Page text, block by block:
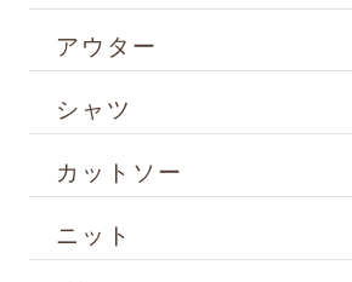
アウター
シャツ
カットソー
ニット